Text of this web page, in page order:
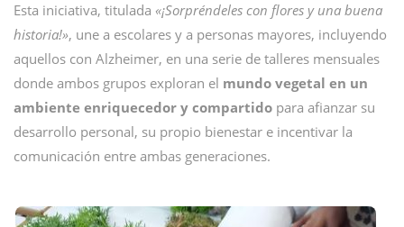
Esta iniciativa, titulada «¡Sorpréndeles con flores y una buena
historia!», une a escolares y a personas mayores, incluyendo
aquellos con Alzheimer, en una serie de talleres mensuales
donde ambos grupos exploran el mundo vegetal en un
ambiente enriquecedor y compartido para afianzar su
desarrollo personal, su propio bienestar e incentivar la
comunicación entre ambas generaciones.